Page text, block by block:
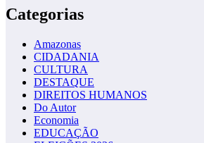
Categorias
Amazonas
CIDADANIA
CULTURA
DESTAQUE
DIREITOS HUMANOS
Do Autor
Economia
EDUCAÇÃO